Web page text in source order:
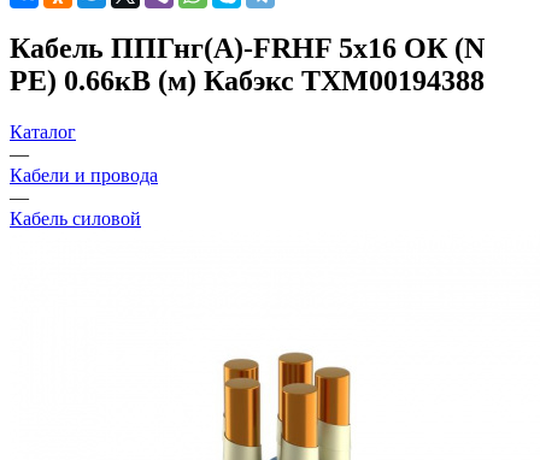
Кабель ППГнг(А)-FRHF 5х16 ОК (N
PE) 0.66кВ (м) Кабэкс ТХМ00194388
Каталог
—
Кабели и провода
—
Кабель силовой